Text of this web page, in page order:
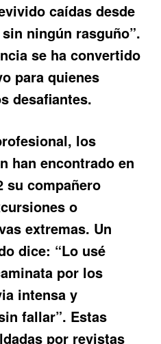
caídas desde
ningún rasguño”.
se ha convertido
para quienes
desafiantes.
los
han encontrado en
su compañero
o
extremas. Un
dice: “Lo usé
por los
intensa y
fallar”. Estas
por revistas